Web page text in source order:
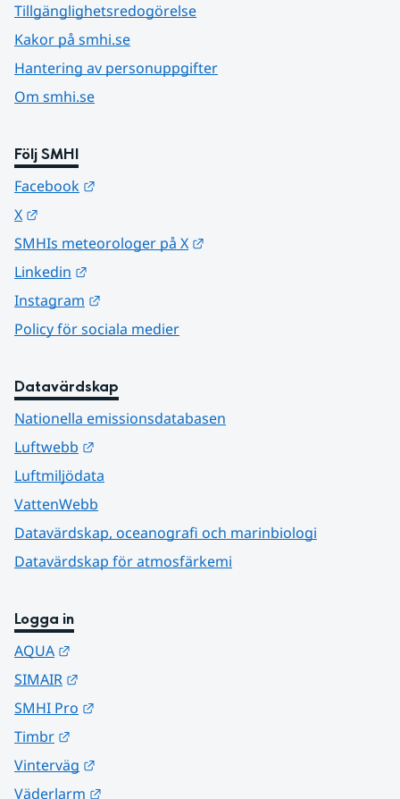
Tillgänglighetsredogörelse
Kakor på smhi.se
Hantering av personuppgifter
Om smhi.se
Följ SMHI
Facebook
X
SMHIs meteorologer på X
Linkedin
Instagram
Policy för sociala medier
Datavärdskap
Nationella emissionsdatabasen
Luftwebb
Luftmiljödata
VattenWebb
Datavärdskap, oceanografi och marinbiologi
Datavärdskap för atmosfärkemi
Logga in
AQUA
SIMAIR
SMHI Pro
Timbr
Vinterväg
Väderlarm